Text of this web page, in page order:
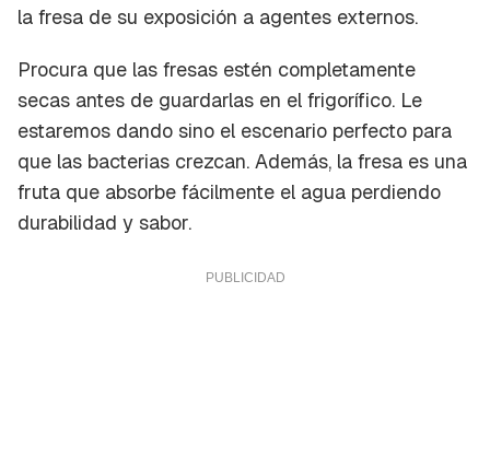
la fresa de su exposición a agentes externos.
Procura que las fresas estén completamente
secas antes de guardarlas en el frigorífico. Le
estaremos dando sino el escenario perfecto para
que las bacterias crezcan. Además, la fresa es una
fruta que absorbe fácilmente el agua perdiendo
durabilidad y sabor.